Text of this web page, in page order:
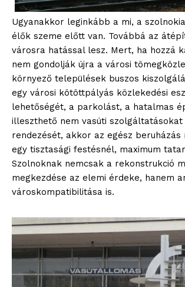
Ugyanakkor leginkább a mi, a
élők szeme előtt van. Továbbá az
városra hatással lesz. Mert, ha hozzá
nem gondolják újra a városi
környező települések buszos
egy városi kötöttpályás közlekedési
lehetőségét, a parkolást, a hatalmas
illeszthető nem vasúti
rendezését, akkor az egész
egy tisztasági festésnél, maximum
Szolnoknak nemcsak a rekonstrukció
megkezdése az elemi érdeke, hanem
városkompatibilitása is.